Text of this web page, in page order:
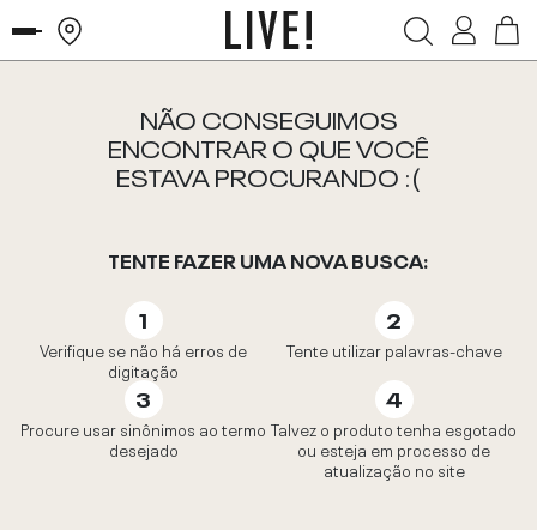
NÃO CONSEGUIMOS
ENCONTRAR O QUE VOCÊ
ESTAVA PROCURANDO :(
TENTE FAZER UMA NOVA BUSCA:
Verifique se não há erros de
digitação
Tente utilizar palavras-chave
Procure usar sinônimos ao termo
desejado
Talvez o produto tenha esgotado
ou esteja em processo de
atualização no site